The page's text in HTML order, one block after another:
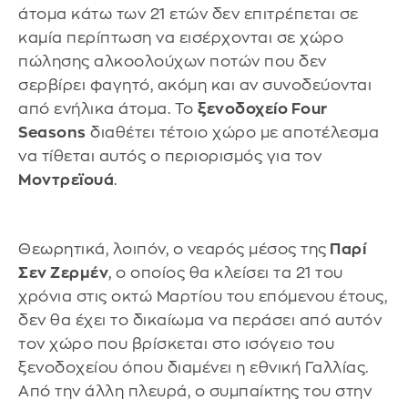
άτομα κάτω των 21 ετών δεν επιτρέπεται σε
καμία περίπτωση να εισέρχονται σε χώρο
πώλησης αλκοολούχων ποτών που δεν
σερβίρει φαγητό, ακόμη και αν συνοδεύονται
από ενήλικα άτομα. Το ξενοδοχείο Four
Seasons διαθέτει τέτοιο χώρο με αποτέλεσμα
να τίθεται αυτός ο περιορισμός για τον
Μοντρεϊουά.
Θεωρητικά, λοιπόν, ο νεαρός μέσος της Παρί
Σεν Ζερμέν, ο οποίος θα κλείσει τα 21 του
χρόνια στις οκτώ Μαρτίου του επόμενου έτους,
δεν θα έχει το δικαίωμα να περάσει από αυτόν
τον χώρο που βρίσκεται στο ισόγειο του
ξενοδοχείου όπου διαμένει η εθνική Γαλλίας.
Από την άλλη πλευρά, ο συμπαίκτης του στην